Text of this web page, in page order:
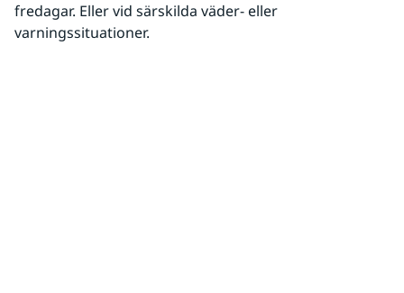
fredagar. Eller vid särskilda väder- eller
varningssituationer.